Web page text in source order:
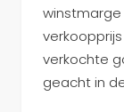
verkochte
geacht in